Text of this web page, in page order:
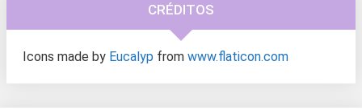
CRÉDITOS
Icons made by Eucalyp from www.flaticon.com